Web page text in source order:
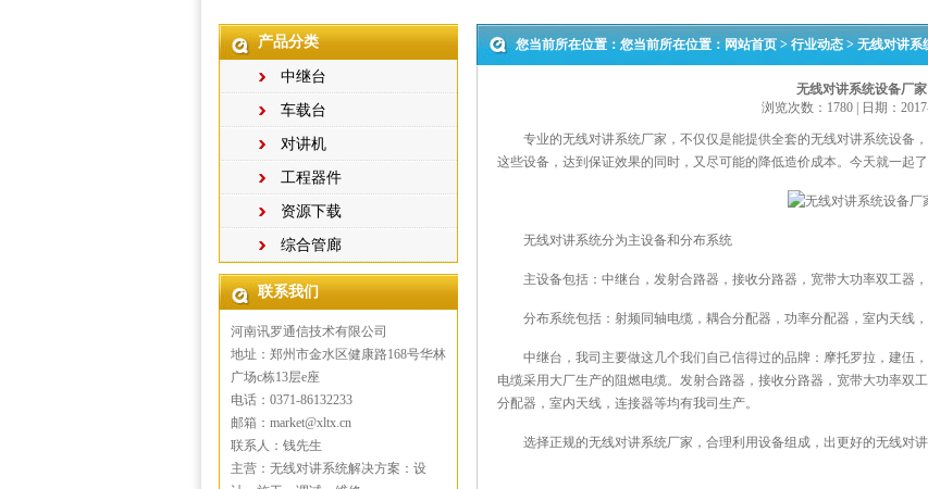
产品分类
中继台
车载台
对讲机
工程器件
资源下载
综合管廊
联系我们
河南讯罗通信技术有限公司
地址：郑州市金水区健康路168号华林
广场c栋13层e座
电话：0371-86132233
邮箱：market@xltx.cn
联系人：钱先生
主营：无线对讲系统解决方案：设
您当前所在位置：您当前所在位置：网站首页>行业动态> 无线对讲系
无线对讲系统设备厂家
浏览次数：1780 | 日期：
专业的无线对讲系统厂家，不仅仅是能提供全套的无线对讲系统设备
这些设备，达到保证效果的同时，又尽可能的降低造价成本。今天就一起
无线对讲系统分为主设备和分布系统
主设备包括：中继台，发射合路器，接收分路器，宽带大功率双工器
分布系统包括：射频同轴电缆，耦合分配器，功率分配器，室内天线
中继台，我司主要做这几个我们自己信得过的品牌：摩托罗拉，建伍
电缆采用大厂生产的阻燃电缆。发射合路器，接收分路器，宽带大功率双
分配器，室内天线，连接器等均有我司生产。
选择正规的无线对讲系统厂家，合理利用设备组成，出更好的无线对讲